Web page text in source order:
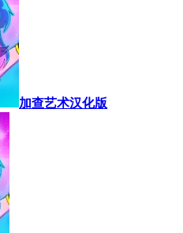
加查艺术汉化版